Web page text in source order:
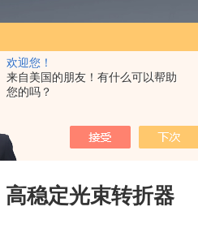
欢迎您！
来自美国的朋友！有什么可以帮助
您的吗？
高稳定光束转折器